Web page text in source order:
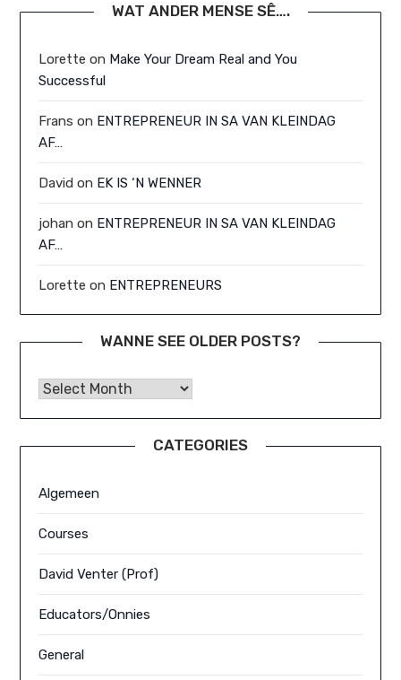
WAT ANDER MENSE SÊ….
Lorette on Make Your Dream Real and You
Successful
Frans on ENTREPRENEUR IN SA VAN KLEINDAG
AF…
David on EK IS ‘N WENNER
johan on ENTREPRENEUR IN SA VAN KLEINDAG
AF…
Lorette on ENTREPRENEURS
WANNE SEE OLDER POSTS?
Wanne See Older Posts?
CATEGORIES
Algemeen
Courses
David Venter (Prof)
Educators/Onnies
General